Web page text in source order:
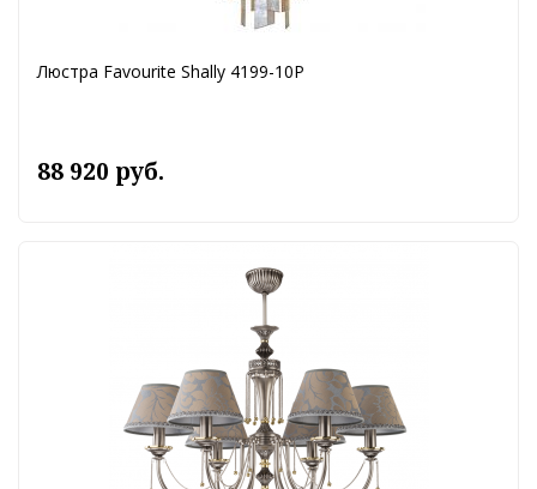
Люстра Favourite Shally 4199-10P
88 920 руб.